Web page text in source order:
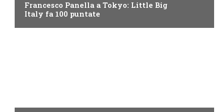
Francesco Panella a Tokyo: Little Big
Italy fa 100 puntate